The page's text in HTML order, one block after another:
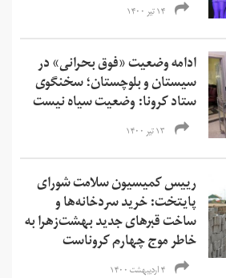
۱۴ تیر ۱۴۰۰
ادامه وضعیت «فوق بحرانی» در
سیستان و بلوچستان؛ سخنگوی
ستاد کرونا: وضعیت سیاه نیست
۱۳ تیر ۱۴۰۰
رییس کمیسیون سلامت شورای
پایتخت: خرید سردخانه‌‌ها و
ساخت قبرهای جدید بهشت‌زهرا به
خاطر موج چهارم کروناست
۴ اردیبهشت ۱۴۰۰